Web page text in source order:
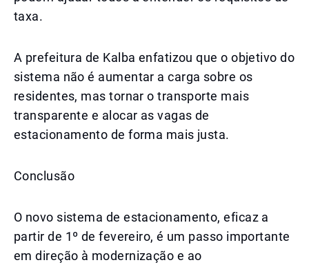
taxa.
A prefeitura de Kalba enfatizou que o objetivo do
sistema não é aumentar a carga sobre os
residentes, mas tornar o transporte mais
transparente e alocar as vagas de
estacionamento de forma mais justa.
Conclusão
O novo sistema de estacionamento, eficaz a
partir de 1º de fevereiro, é um passo importante
em direção à modernização e ao